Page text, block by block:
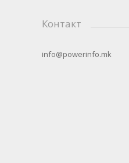
Контакт
info@powerinfo.mk